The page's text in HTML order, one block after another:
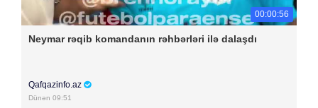
00:00:56
Neymar rəqib komandanın rəhbərləri ilə dalaşdı
Qafqazinfo.az
Dünən 09:51